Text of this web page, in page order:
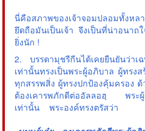
นี่คือสภาพของเจ้าจอมปลอมทั้ง
ยึดถือมันเป็นเจ้า จึงเป็นที่น่าอนาถ
ยิ่งนัก !
2. บรรดามุชรีกีนได้เคยยืนยันว่
เท่านั้นทรงเป็นพระผู้อภิบาล ผู้ทรง
ทุกสรรพสิ่ง ผู้ทรงปกป้องคุ้มครอง ด้
ต้องเคารพภักดีต่ออัลลอฮฺ พระผู้
เท่านั้น พระองค์ทรงตรัสว่า